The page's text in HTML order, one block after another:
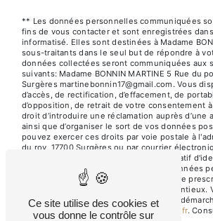
** Les données personnelles communiquées
fins de vous contacter et sont enregistrées
informatisé. Elles sont destinées à Madame
sous-traitants dans le seul but de répondre à
données collectées seront communiquées aux
suivants: Madame BONNIN MARTINE 5 Rue du
Surgères martinebonnin17@gmail.com. Vous
d’accès, de rectification, d’effacement, de
d’opposition, de retrait de votre consentement
droit d’introduire une réclamation auprès d’une
ainsi que d’organiser le sort de vos données
pouvez exercer ces droits par voie postale à
du roy, 17700 Surgères ou par courrier
martinebonnin17@gmail.com. Un justificatif
être demandé. Nous conservons vos données
prise de contact puis pendant la durée de
fins probatoires et de gestion des contentieux.
vous inscrire sur la liste d'opposition au
disponible à cette adresse: Bloctel.gouv.fr.
Ce site utilise des cookies et
vous donne le contrôle sur